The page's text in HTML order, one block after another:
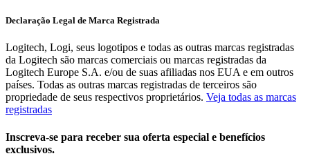
Declaração Legal de Marca Registrada
Logitech, Logi, seus logotipos e todas as outras marcas registradas
da Logitech são marcas comerciais ou marcas registradas da
Logitech Europe S.A. e/ou de suas afiliadas nos EUA e em outros
países. Todas as outras marcas registradas de terceiros são
propriedade de seus respectivos proprietários. Veja todas as marcas
registradas
Inscreva-se para receber sua oferta especial e benefícios
exclusivos.